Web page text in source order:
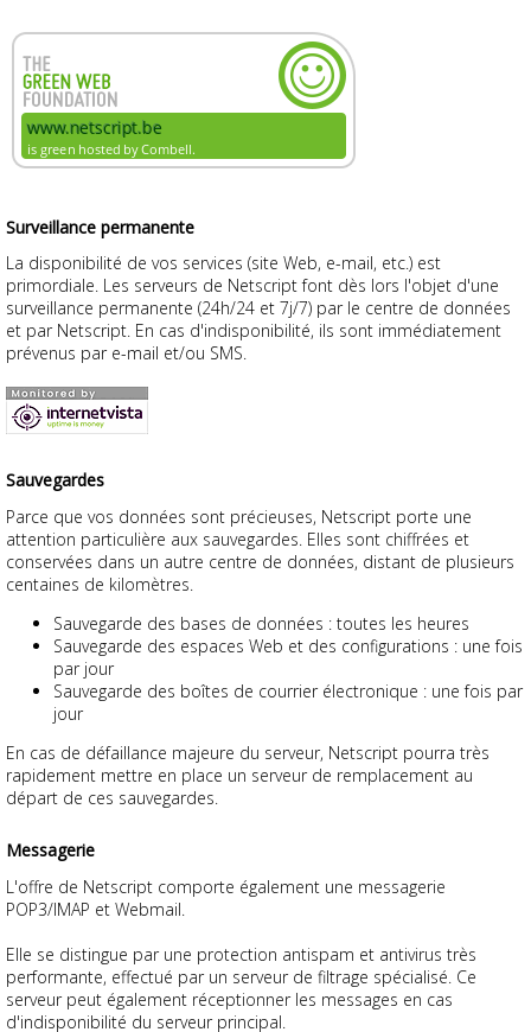
Surveillance permanente
La disponibilité de vos services (site Web, e-mail, etc.) est
primordiale. Les serveurs de Netscript font dès lors l'objet d'une
surveillance permanente (24h/24 et 7j/7) par le centre de données
et par Netscript. En cas d'indisponibilité, ils sont immédiatement
prévenus par e-mail et/ou SMS.
Sauvegardes
Parce que vos données sont précieuses, Netscript porte une
attention particulière aux sauvegardes. Elles sont chiffrées et
conservées dans un autre centre de données, distant de plusieurs
centaines de kilomètres.
Sauvegarde des bases de données : toutes les heures
Sauvegarde des espaces Web et des configurations : une fois
par jour
Sauvegarde des boîtes de courrier électronique : une fois par
jour
En cas de défaillance majeure du serveur, Netscript pourra très
rapidement mettre en place un serveur de remplacement au
départ de ces sauvegardes.
Messagerie
L'offre de Netscript comporte également une messagerie
POP3/IMAP et Webmail.
Elle se distingue par une protection antispam et antivirus très
performante, effectué par un serveur de filtrage spécialisé. Ce
serveur peut également réceptionner les messages en cas
d'indisponibilité du serveur principal.